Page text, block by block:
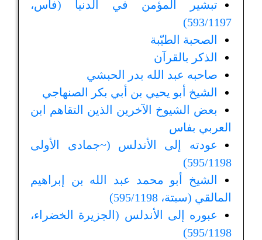
تبشير المؤمن في الدنيا (فاس،
593/1197)
الصحبة الطيّبة
الذكر بالقرآن
صاحبه عبد الله بدر الحبشي
الشيخ أبو يحيي بن أبي بكر الصنهاجي
بعض الشيوخ الآخرين الذين التقاهم ابن
العربي بفاس
عودته إلى الأندلس (~جمادى الأولى
595/1198)
الشيخ أبو محمد عبد الله بن إبراهيم
المالقي (سبتة، 595/1198)
عبوره إلى الأندلس (الجزيرة الخضراء،
595/1198)